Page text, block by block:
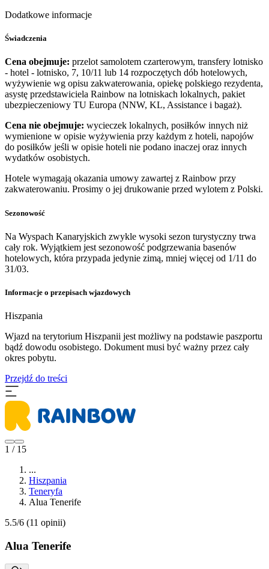
Dodatkowe informacje
Świadczenia
Cena obejmuje: przelot samolotem czarterowym, transfery lotnisko
- hotel - lotnisko, 7, 10/11 lub 14 rozpoczętych dób hotelowych,
wyżywienie wg opisu zakwaterowania, opiekę polskiego rezydenta,
asystę przedstawiciela Rainbow na lotniskach lokalnych, pakiet
ubezpieczeniowy TU Europa (NNW, KL, Assistance i bagaż).
Cena nie obejmuje: wycieczek lokalnych, posiłków innych niż
wymienione w opisie wyżywienia przy każdym z hoteli, napojów
do posiłków jeśli w opisie hoteli nie podano inaczej oraz innych
wydatków osobistych.
Hotele wymagają okazania umowy zawartej z Rainbow przy
zakwaterowaniu. Prosimy o jej drukowanie przed wylotem z Polski.
Sezonowość
Na Wyspach Kanaryjskich zwykle wysoki sezon turystyczny trwa
cały rok. Wyjątkiem jest sezonowość podgrzewania basenów
hotelowych, która przypada jedynie zimą, mniej więcej od 1/11 do
31/03.
Informacje o przepisach wjazdowych
Hiszpania
​Wjazd na terytorium Hiszpanii jest możliwy na podstawie paszportu
bądź dowodu osobistego. Dokument musi być ważny przez cały
okres pobytu.
Przejdź do treści
1 / 15
...
Hiszpania
Teneryfa
Alua Tenerife
5.5/6 (11 opinii)
Alua Tenerife